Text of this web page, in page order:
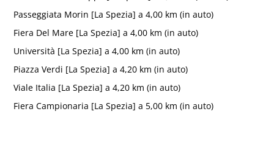
Passeggiata Morin [La Spezia] a 4,00 km (in auto)
Fiera Del Mare [La Spezia] a 4,00 km (in auto)
Università [La Spezia] a 4,00 km (in auto)
Piazza Verdi [La Spezia] a 4,20 km (in auto)
Viale Italia [La Spezia] a 4,20 km (in auto)
Fiera Campionaria [La Spezia] a 5,00 km (in auto)